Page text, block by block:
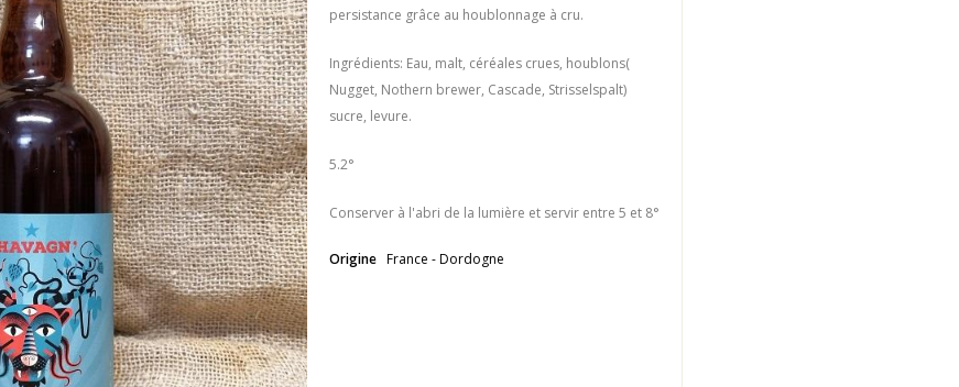
persistance grâce au houblonnage à cru.
Ingrédients: Eau, malt, céréales crues, houblons(
Nugget, Nothern brewer, Cascade, Strisselspalt)
sucre, levure.
5.2°
Conserver à l'abri de la lumière et servir entre 5 et 8°
Origine France - Dordogne